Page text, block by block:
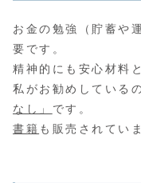
お金の勉強（貯蓄や
要です。
精神的にも安心材料
私がお勧めしている
なし」 です。
書籍 も販売されてい